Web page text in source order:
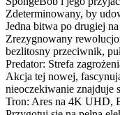
Zdeterminowany, by
Jedna bitwa po drugiej
Zrezygnowany
bezlitosny przeciwnik,
Predator: Strefa
Akcja tej nowej,
nieoczekiwanie znajduje
Tron: Ares na 4K UHD,